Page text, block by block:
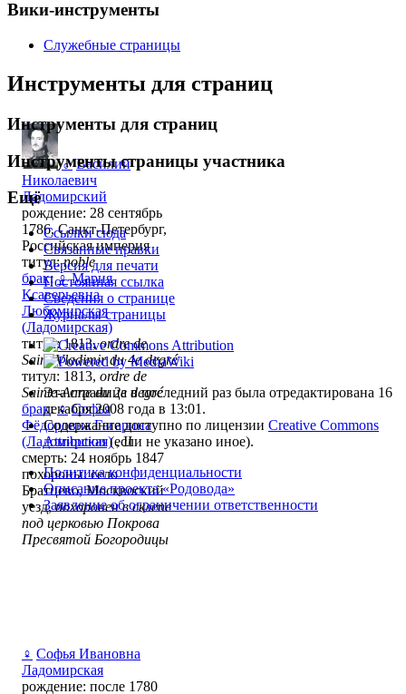
♂ Василий
Николаевич
Ладомирский
рождение: 28 сентябрь
1786, Санкт-Петербург,
Российская империя
титул:noble
брак:♀ Мария
Ксаверьевна
Любомирская
(Ладомирская)
титул: 1813,ordre de
Saint-Vladimir du 4e degré
титул: 1813, ordre de
Sainte-Anne du 2e degré
брак:♀ Софья
Фёдоровна Гагарина
(Ладомирская), ІІ
смерть: 24 ноябрь 1847
похороны: село
Братцево, Москвоский
уезд,похоронен в склепе
под церковью Покрова
Пресвятой Богородицы
♀ Софья Ивановна
Ладомирская
рождение: после 1780
Вики-инструменты
Служебные страницы
Инструменты для страниц
Инструменты для страниц
Инструменты страницы участника
Ещё
Ссылки сюда
Связанные правки
Версия для печати
Постоянная ссылка
Сведения о странице
Журналы страницы
Эта страница в последний раз была отредактирована 16
декабря 2008 года в 13:01.
Содержание доступно по лицензии Creative Commons
Attribution(если не указано иное).
Политика конфиденциальности
Описание проекта «Родовода»
Заявление об ограничении ответственности